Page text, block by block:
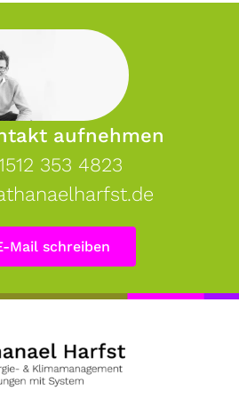
aufnehmen
353 4823
Mail schreiben